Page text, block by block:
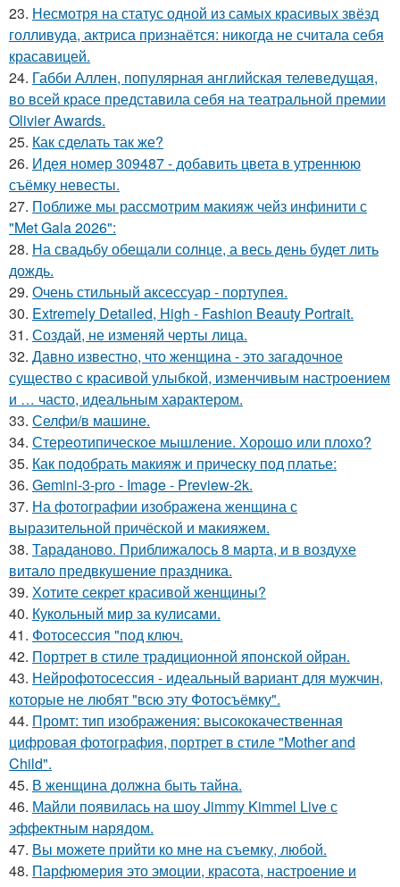
23. Несмотря на статус одной из самых красивых звёзд
голливуда, актриса признаётся: никогда не считала себя
красавицей.
24. Габби Аллен, популярная английская телеведущая,
во всей красе представила себя на театральной премии
Olivier Awards.
25. Как сделать так же?
26. Идея номер 309487 - добавить цвета в утреннюю
съёмку невесты.
27. Поближе мы рассмотрим макияж чейз инфинити с
"Met Gala 2026":
28. На свадьбу обещали солнце, а весь день будет лить
дождь.
29. Очень стильный аксессуар - портупея.
30. Extremely Detailed, High - Fashion Beauty Portrait.
31. Создай, не изменяй черты лица.
32. Давно известно, что женщина - это загадочное
существо с красивой улыбкой, изменчивым настроением
и … часто, идеальным характером.
33. Селфи/в машине.
34. Стереотипическое мышление. Хорошо или плохо?
35. Как подобрать макияж и прическу под платье:
36. Gemini-3-pro - Image - Preview-2k.
37. На фотографии изображена женщина с
выразительной причёской и макияжем.
38. Тараданово. Приближалось 8 марта, и в воздухе
витало предвкушение праздника.
39. Хотите секрет красивой женщины?
40. Кукольный мир за кулисами.
41. Фотосессия "под ключ.
42. Портрет в стиле традиционной японской ойран.
43. Нейрофотосессия - идеальный вариант для мужчин,
которые не любят "всю эту Фотосъёмку".
44. Промт: тип изображения: высококачественная
цифровая фотография, портрет в стиле "Mother and
Child".
45. В женщина должна быть тайна.
46. Майли появилась на шоу Jimmy Kimmel Live с
эффектным нарядом.
47. Вы можете прийти ко мне на съемку, любой.
48. Парфюмерия это эмоции, красота, настроение и